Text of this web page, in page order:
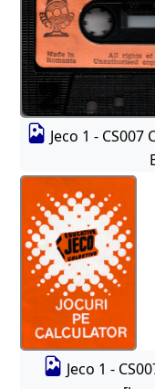
Jeco 1 -
Jeco 1 -